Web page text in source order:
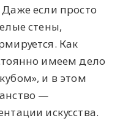
если просто
стены,
Как
имеем дело
и в этом
—
искусства.